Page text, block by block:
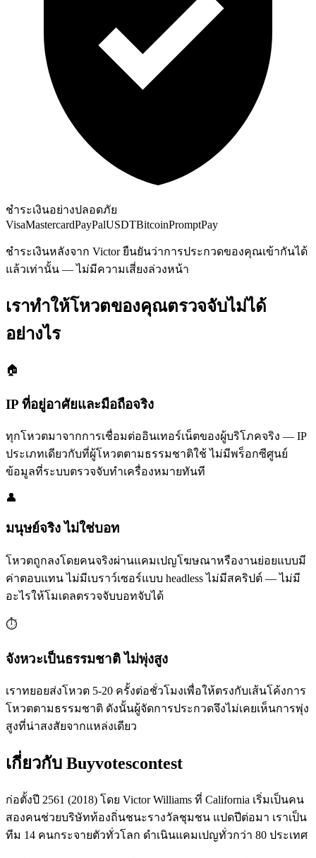
ชำระเงินอย่างปลอดภัย
VisaMastercardPayPalUSDTBitcoinPromptPay
ชำระเงินหลังจาก Victor ยืนยันว่าการประกวดของคุณเข้ากันได้
แล้วเท่านั้น — ไม่มีความเสี่ยงล่วงหน้า
เราทำให้โหวตของคุณตรวจจับไม่ได้
อย่างไร
🏠
IP ที่อยู่อาศัยและมือถือจริง
ทุกโหวตมาจากการเชื่อมต่ออินเทอร์เน็ตของผู้บริโภคจริง — IP
ประเภทเดียวกับที่ผู้โหวตตามธรรมชาติใช้ ไม่มีพร็อกซีศูนย์
ข้อมูลที่ระบบตรวจจับทำเครื่องหมายทันที
👤
มนุษย์จริง ไม่ใช่บอท
โหวตถูกลงโดยคนจริงผ่านแคมเปญโฆษณาหรืองานย่อยแบบมี
ค่าตอบแทน ไม่มีเบราว์เซอร์แบบ headless ไม่มีสคริปต์ — ไม่มี
อะไรให้โมเดลตรวจจับบอทจับได้
⏱️
จังหวะเป็นธรรมชาติ ไม่พุ่งสูง
เราทยอยส่งโหวต 5-20 ครั้งต่อชั่วโมงเพื่อให้ตรงกับเส้นโค้งการ
โหวตตามธรรมชาติ ดังนั้นผู้จัดการประกวดจึงไม่เคยเห็นการพุ่ง
สูงที่น่าสงสัยจากแหล่งเดียว
เกี่ยวกับ Buyvotescontest
ก่อตั้งปี 2561 (2018) โดย Victor Williams ที่ California เริ่มเป็นคน
สองคนช่วยบริษัทท้องถิ่นชนะรางวัลชุมชน แปดปีต่อมา เราเป็น
ทีม 14 คนกระจายตัวทั่วโลก ดำเนินแคมเปญทั่วกว่า 80 ประเทศ